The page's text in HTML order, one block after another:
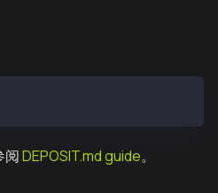
阅DEPOSIT.md guide。